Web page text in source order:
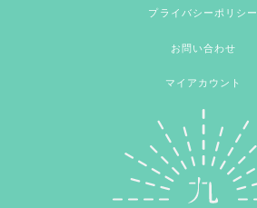
プライバシーポリシー
お問い合わせ
マイアカウント